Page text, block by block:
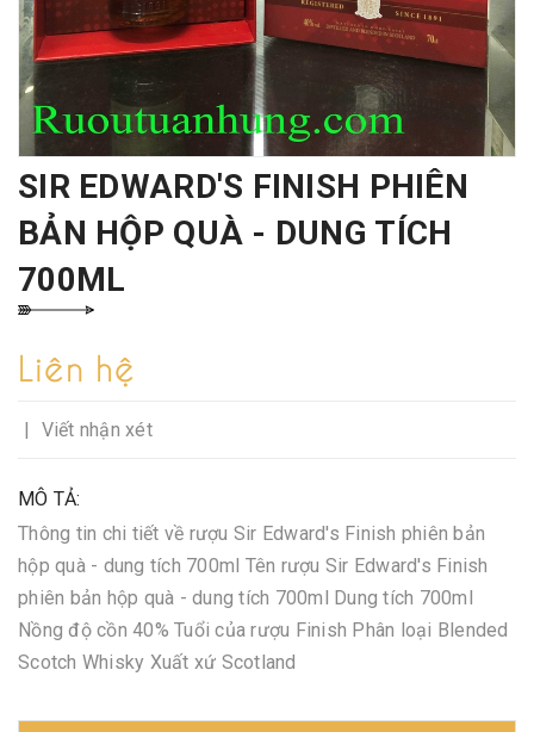
SIR EDWARD'S FINISH PHIÊN
BẢN HỘP QUÀ - DUNG TÍCH
700ML
Liên hệ
| Viết nhận xét
MÔ TẢ:
Thông tin chi tiết về rượu Sir Edward's Finish phiên bản
hộp quà - dung tích 700ml Tên rượu Sir Edward's Finish
phiên bản hộp quà - dung tích 700ml Dung tích 700ml
Nồng độ cồn 40% Tuổi của rượu Finish Phân loại Blended
Scotch Whisky Xuất xứ Scotland